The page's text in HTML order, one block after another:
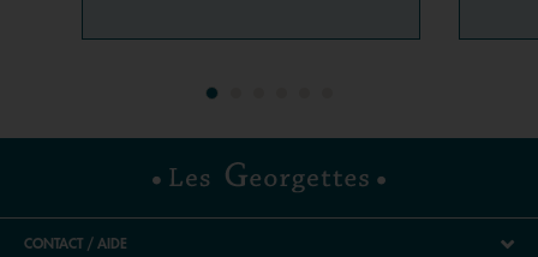
CONTACT / AIDE